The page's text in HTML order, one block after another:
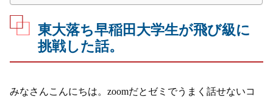
東大落ち早稲田大学生が飛び級に
挑戦した話。
みなさんこんにちは。zoomだとゼミでうまく話せないコ